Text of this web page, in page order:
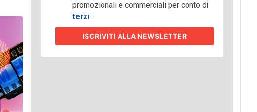
promozionali e commerciali per conto di
terzi.
ISCRIVITI ALLA NEWSLETTER